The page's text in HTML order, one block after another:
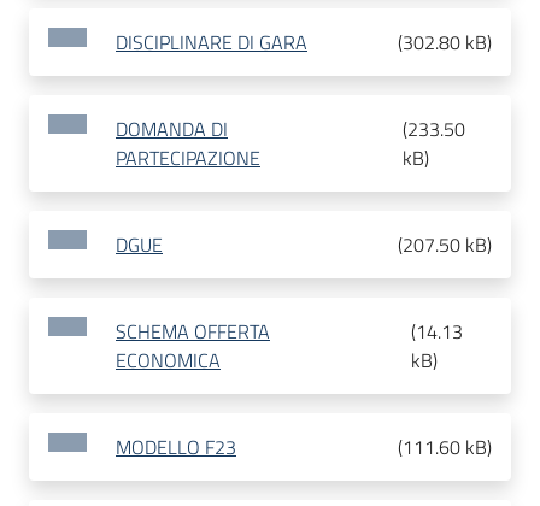
DISCIPLINARE DI GARA (302.80 kB)
DOMANDA DI
PARTECIPAZIONE
(233.50
kB)
DGUE (207.50 kB)
SCHEMA OFFERTA
ECONOMICA
(14.13
kB)
MODELLO F23 (111.60 kB)